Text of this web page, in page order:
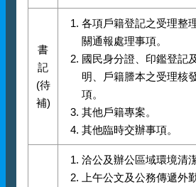
書
記
(待
補)
各項戶籍登記之受理整
關通報處理事項。
國民身分證、印鑑登記
明、戶籍謄本之受理核
項。
其他戶籍專案。
其他臨時交辦事項。
洽公及辦公區域環境清潔
上午公文及公務傳遞外